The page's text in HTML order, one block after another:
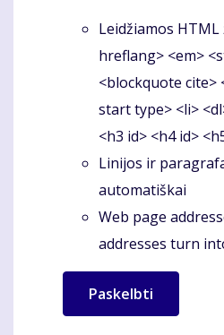
Leidžiamos
hreflang> <em>
<blockquote cite>
start type> <li>
<h3 id> <h4 id>
Linijos ir
automatiškai
Web page
addresses turn